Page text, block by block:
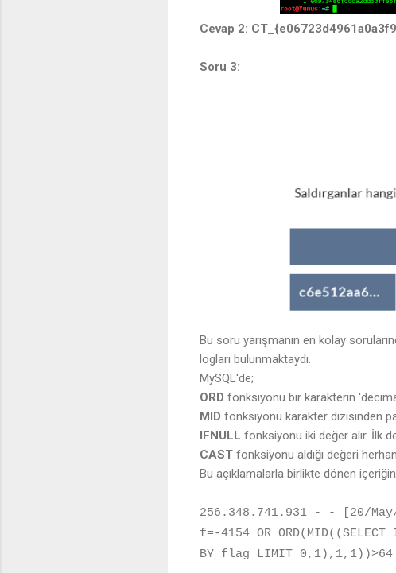
Cevap 2:
Soru 3:
Bu soru yarışmanın en kolay
logları bulunmaktaydı.
MySQL'de;
ORD fonksiyonu bir karakterin
MID fonksiyonu karakter dizisinden
IFNULL fonksiyonu iki değer alır. İlk
CAST fonksiyonu aldığı değeri
Bu açıklamalarla birlikte dönen
256.348.741.931 - - [20/May/
f=-4154 OR
BY flag LIMIT 0,1),1,1))>64